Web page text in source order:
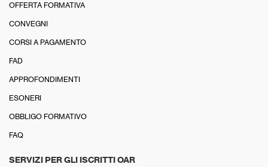
OFFERTA FORMATIVA
CONVEGNI
CORSI A PAGAMENTO
FAD
APPROFONDIMENTI
ESONERI
OBBLIGO FORMATIVO
FAQ
SERVIZI PER GLI ISCRITTI OAR